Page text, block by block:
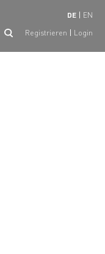
DE EN
Registrieren Login